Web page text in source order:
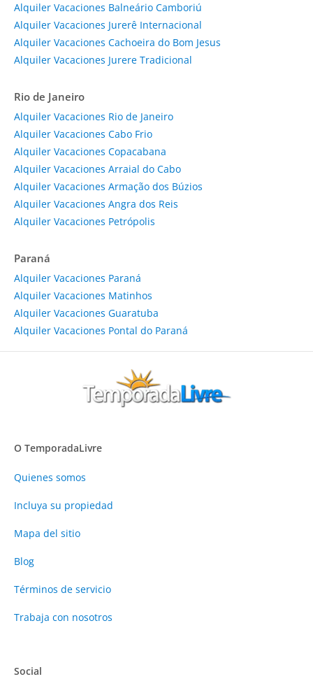
Alquiler Vacaciones Balneário Camboriú
Alquiler Vacaciones Jurerê Internacional
Alquiler Vacaciones Cachoeira do Bom Jesus
Alquiler Vacaciones Jurere Tradicional
Rio de Janeiro
Alquiler Vacaciones Rio de Janeiro
Alquiler Vacaciones Cabo Frio
Alquiler Vacaciones Copacabana
Alquiler Vacaciones Arraial do Cabo
Alquiler Vacaciones Armação dos Búzios
Alquiler Vacaciones Angra dos Reis
Alquiler Vacaciones Petrópolis
Paraná
Alquiler Vacaciones Paraná
Alquiler Vacaciones Matinhos
Alquiler Vacaciones Guaratuba
Alquiler Vacaciones Pontal do Paraná
O TemporadaLivre
Quienes somos
Incluya su propiedad
Mapa del sitio
Blog
Términos de servicio
Trabaja con nosotros
Social